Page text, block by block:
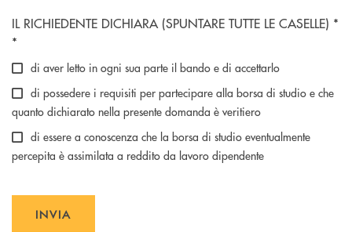
Scegliere un'opzione
IL RICHIEDENTE DICHIARA (SPUNTARE TUTTE LE CASELLE) *
*
di aver letto in ogni sua parte il bando e di accettarlo
di possedere i requisiti per partecipare alla borsa di studio e che
quanto dichiarato nella presente domanda è veritiero
di essere a conoscenza che la borsa di studio eventualmente
percepita è assimilata a reddito da lavoro dipendente
INVIA